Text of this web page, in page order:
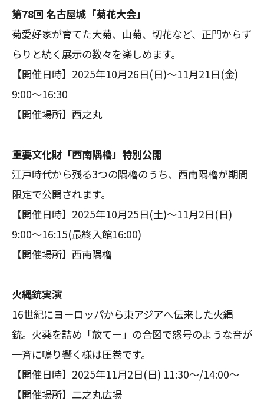
第78回 名古屋城「菊花大会」
菊愛好家が育てた大菊、山菊、切花など、正門からず
らりと続く展示の数々を楽しめます。
【開催日時】2025年10月26日(日)～11月21日(金)
9:00～16:30
【開催場所】西之丸
重要文化財「西南隅櫓」特別公開
江戸時代から残る3つの隅櫓のうち、西南隅櫓が期間
限定で公開されます。
【開催日時】2025年10月25日(土)～11月2日(日)
9:00～16:15(最終入館16:00)
【開催場所】西南隅櫓
火縄銃実演
16世紀にヨーロッパから東アジアへ伝来した火縄
銃。火薬を詰め「放てー」の合図で怒号のような音が
一斉に鳴り響く様は圧巻です。
【開催日時】2025年11月2日(日) 11:30～/14:00～
【開催場所】二之丸広場